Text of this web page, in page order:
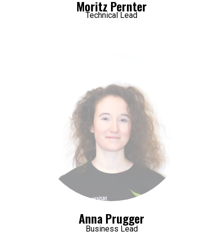
Moritz Pernter
Technical Lead
Anna Prugger
Business Lead